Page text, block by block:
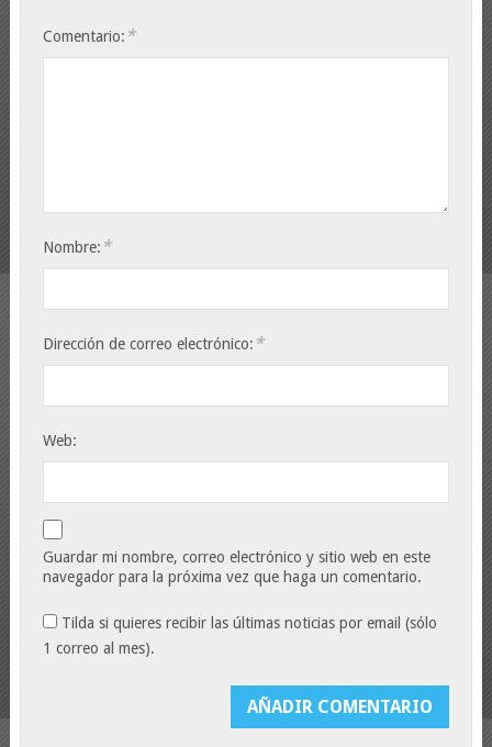
Comentario: *
Nombre: *
Dirección de correo electrónico: *
Web:
Guardar mi nombre, correo electrónico y sitio web en este
navegador para la próxima vez que haga un comentario.
Tilda si quieres recibir las últimas noticias por email (sólo
1 correo al mes).